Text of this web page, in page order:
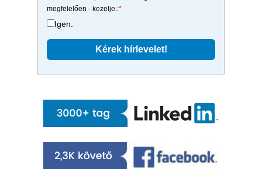
megfelelően - kezelje.:*
Igen.